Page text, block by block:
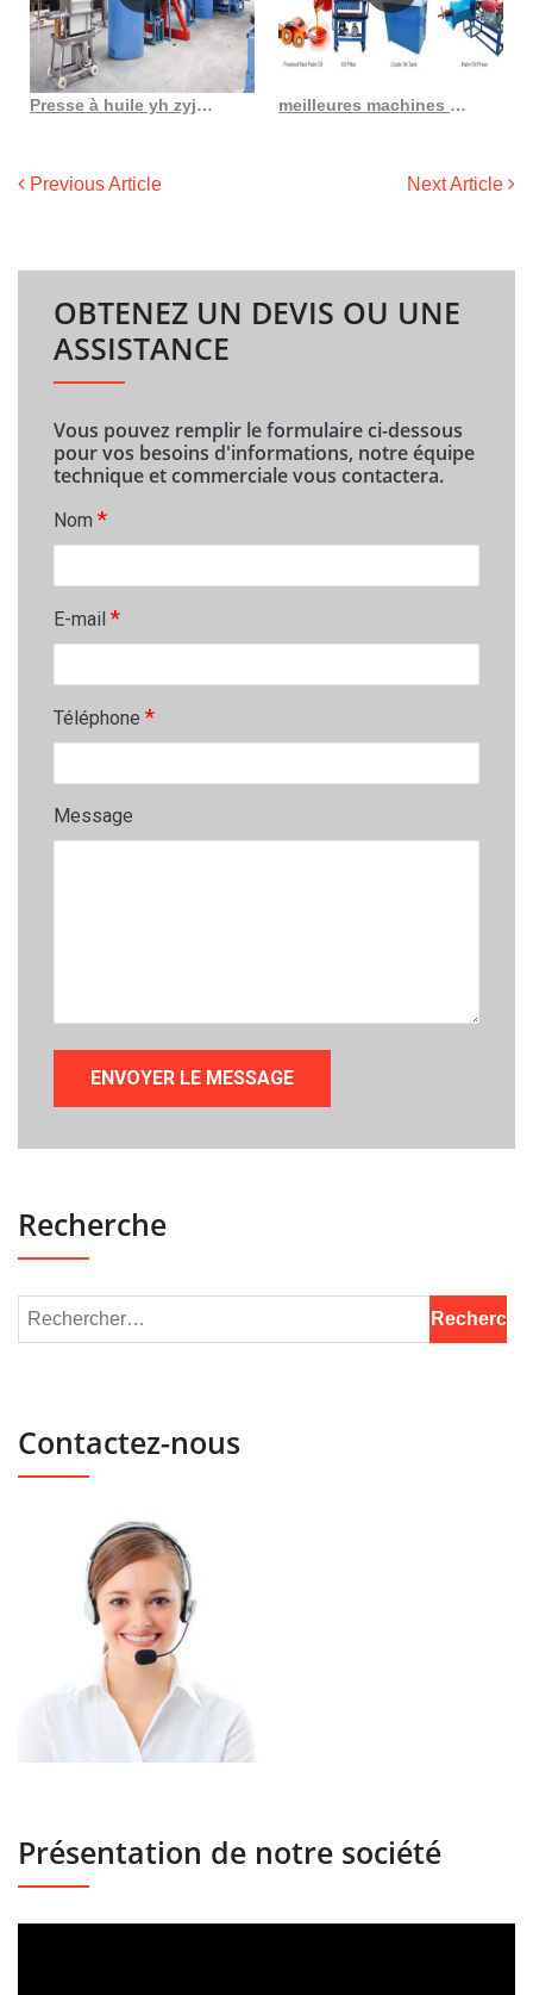
Presse à huile yh zyj4, presse à huile de palme, en france meilleures machines pour produire de l’huile de palme au Libéria liste de prix au Congo Démocratie
Previous Article Next Article
OBTENEZ UN DEVIS OU UNE
ASSISTANCE
Vous pouvez remplir le formulaire ci-dessous
pour vos besoins d'informations, notre équipe
technique et commerciale vous contactera.
Nom *
E-mail *
Téléphone *
Message
Recherche
Contactez-nous
Présentation de notre société